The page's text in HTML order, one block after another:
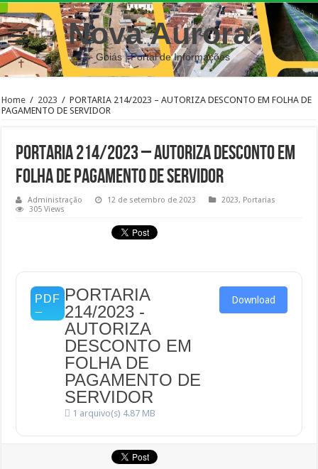
Nova Aurora
– Goiás | Portal de Informações
Home / 2023 / PORTARIA 214/2023 – AUTORIZA DESCONTO EM FOLHA DE
PAGAMENTO DE SERVIDOR
PORTARIA 214/2023 – AUTORIZA DESCONTO EM
FOLHA DE PAGAMENTO DE SERVIDOR
Administração 12 de setembro de 2023 2023, Portarias
305 Views
PORTARIA
214/2023 -
AUTORIZA
DESCONTO EM
FOLHA DE
PAGAMENTO DE
SERVIDOR
1 arquivo(s) 4.87 MB
Download